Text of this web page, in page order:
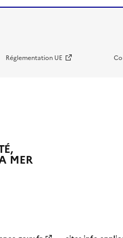
Réglementation UE
MER